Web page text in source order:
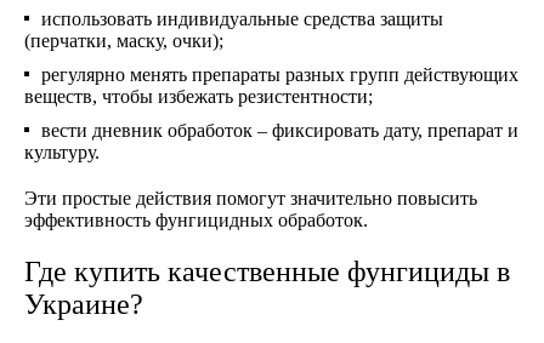
использовать индивидуальные средства защиты
(перчатки, маску, очки);
регулярно менять препараты разных групп действующих
веществ, чтобы избежать резистентности;
вести дневник обработок – фиксировать дату, препарат и
культуру.
Эти простые действия помогут значительно повысить
эффективность фунгицидных обработок.
Где купить качественные фунгициды в
Украине?